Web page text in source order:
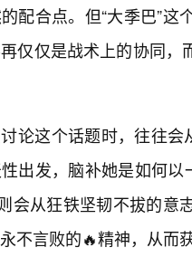
配合点。但“大季巴”
仅仅是战术上的协同
论这个话题时，往往会
出发，脑补她是如何
会从狂铁坚韧不拔的
不言败的🔥精神，从而